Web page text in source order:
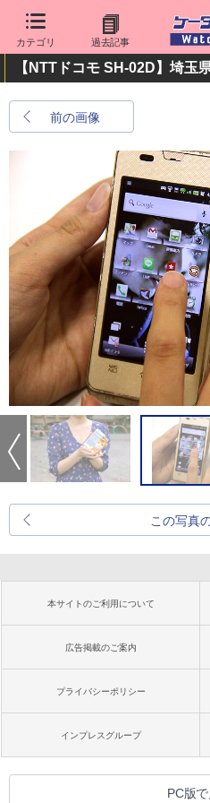
カテゴリ 過去記事
【NTTドコモ SH-02D】埼玉
前の画像
この写真
本サイトのご利用について
広告掲載のご案内
プライバシーポリシー
インプレスグループ
PC版